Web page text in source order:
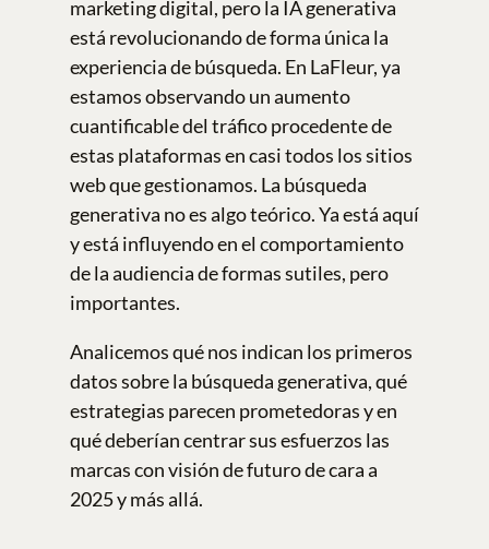
marketing digital, pero la IA generativa
está revolucionando de forma única la
experiencia de búsqueda. En LaFleur, ya
estamos observando un aumento
cuantificable del tráfico procedente de
estas plataformas en casi todos los sitios
web que gestionamos. La búsqueda
generativa no es algo teórico. Ya está aquí
y está influyendo en el comportamiento
de la audiencia de formas sutiles, pero
importantes.
Analicemos qué nos indican los primeros
datos sobre la búsqueda generativa, qué
estrategias parecen prometedoras y en
qué deberían centrar sus esfuerzos las
marcas con visión de futuro de cara a
2025 y más allá.